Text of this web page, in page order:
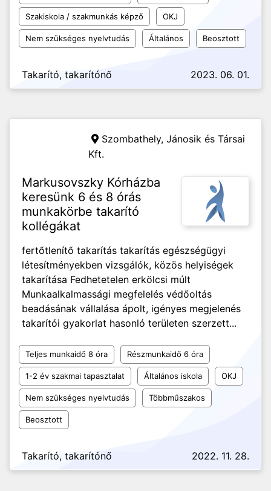
Szakiskola / szakmunkás képző OKJ
Nem szükséges nyelvtudás Általános Beosztott
Takarító, takarítónő 2023. 06. 01.
Szombathely, Jánosik és Társai
Kft.
Markusovszky Kórházba
keresünk 6 és 8 órás
munkakörbe takarító
kollégákat
fertőtlenítő takarítás takarítás egészségügyi
létesítményekben vizsgálók, közös helyiségek
takarítása Fedhetetelen erkölcsi múlt
Munkaalkalmassági megfelelés védőoltás
beadásának vállalása ápolt, igényes megjelenés
takarítói gyakorlat hasonló területen szerzett...
Teljes munkaidő 8 óra Részmunkaidő 6 óra
1-2 év szakmai tapasztalat Általános iskola OKJ
Nem szükséges nyelvtudás Többműszakos
Beosztott
Takarító, takarítónő 2022. 11. 28.